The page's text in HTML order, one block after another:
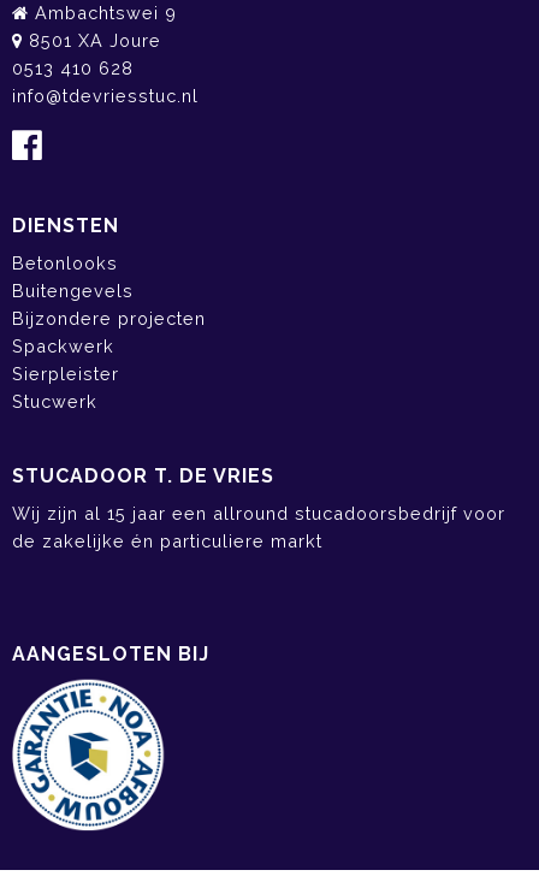
Ambachtswei 9
8501 XA Joure
0513 410 628
info@tdevriesstuc.nl
DIENSTEN
Betonlooks
Buitengevels
Bijzondere projecten
Spackwerk
Sierpleister
Stucwerk
STUCADOOR T. DE VRIES
Wij zijn al 15 jaar een allround stucadoorsbedrijf voor
de zakelijke én particuliere markt
AANGESLOTEN BIJ